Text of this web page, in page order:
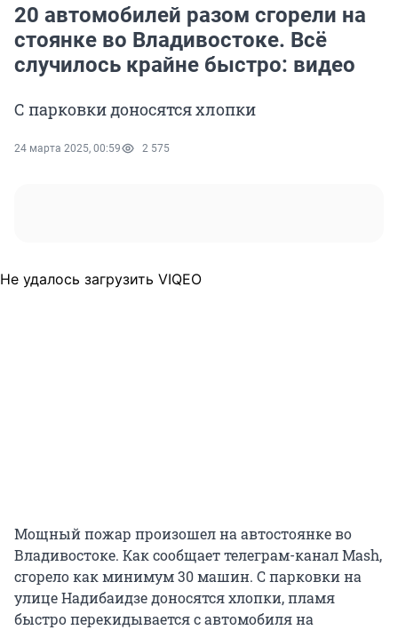
20 автомобилей разом сгорели на
стоянке во Владивостоке. Всё
случилось крайне быстро: видео
С парковки доносятся хлопки
24 марта 2025, 00:59 2 575
Не удалось загрузить VIQEO
Мощный пожар произошел на автостоянке во
Владивостоке. Как сообщает телеграм-канал Mash,
сгорело как минимум 30 машин. С парковки на
улице Надибаидзе доносятся хлопки, пламя
быстро перекидывается с автомобиля на